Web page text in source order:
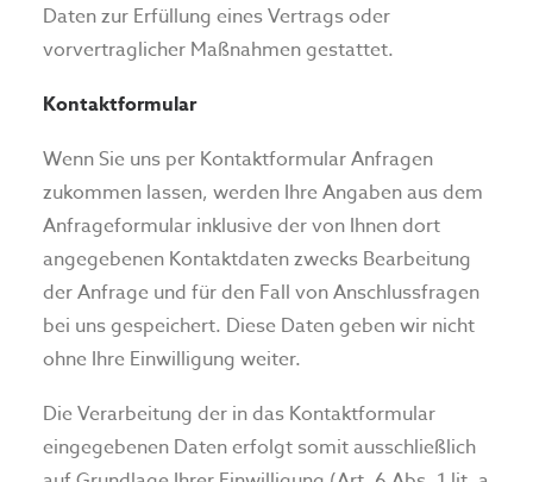
Daten zur Erfüllung eines Vertrags oder
vorvertraglicher Maßnahmen gestattet.
Kontaktformular
Wenn Sie uns per Kontaktformular Anfragen
zukommen lassen, werden Ihre Angaben aus dem
Anfrageformular inklusive der von Ihnen dort
angegebenen Kontaktdaten zwecks Bearbeitung
der Anfrage und für den Fall von Anschlussfragen
bei uns gespeichert. Diese Daten geben wir nicht
ohne Ihre Einwilligung weiter.
Die Verarbeitung der in das Kontaktformular
eingegebenen Daten erfolgt somit ausschließlich